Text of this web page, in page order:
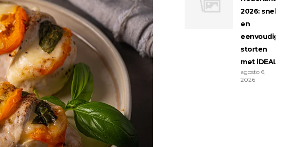
2026: snel
en
eenvoudig
storten
met iDEAL
agosto 6,
2026